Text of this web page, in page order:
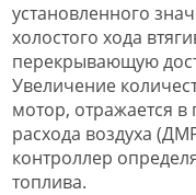
установленного
холостого хода
перекрывающую
Увеличение
мотор, отражается в
расхода воздуха
контроллер
топлива.